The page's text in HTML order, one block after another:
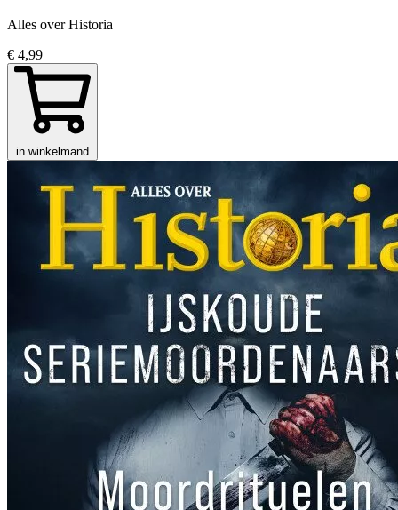
Alles over Historia
€ 4,99
in winkelmand